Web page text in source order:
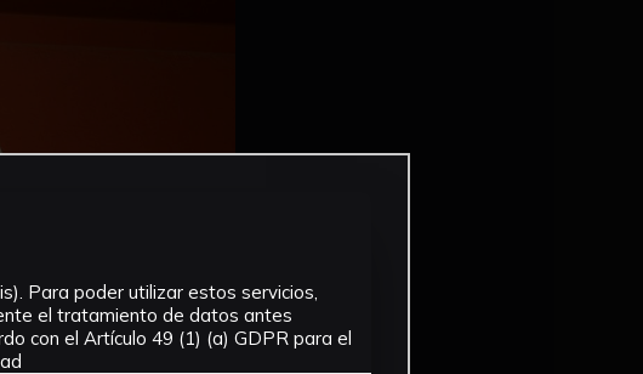
Para poder utilizar estos servicios,
el tratamiento de datos antes
con el Artículo 49 (1) (a) GDPR para el